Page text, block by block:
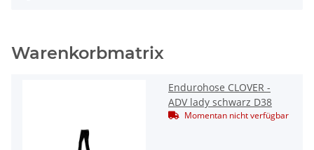
Warenkorbmatrix
Endurohose CLOVER -
ADV lady schwarz D38
Momentan nicht verfügbar